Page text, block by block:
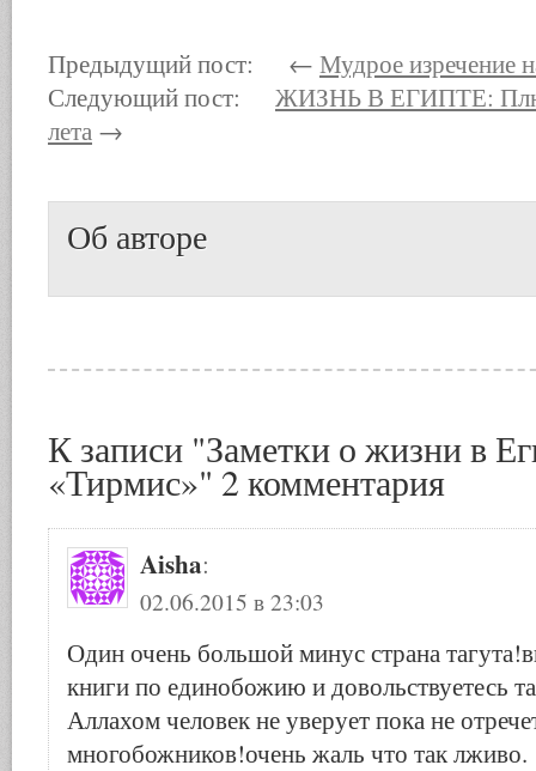
Предыдущий пост: ← Мудрое изречение
Следующий пост: ЖИЗНЬ В ЕГИПТЕ:
лета →
Об авторе
К записи "Заметки о жизни в
«Тирмис»" 2 комментария
Aisha:
02.06.2015 в 23:03
Один очень большой минус страна
книги по единобожию и довольствуетесь
Аллахом человек не уверует пока не
многобожников!очень жаль что так лживо.